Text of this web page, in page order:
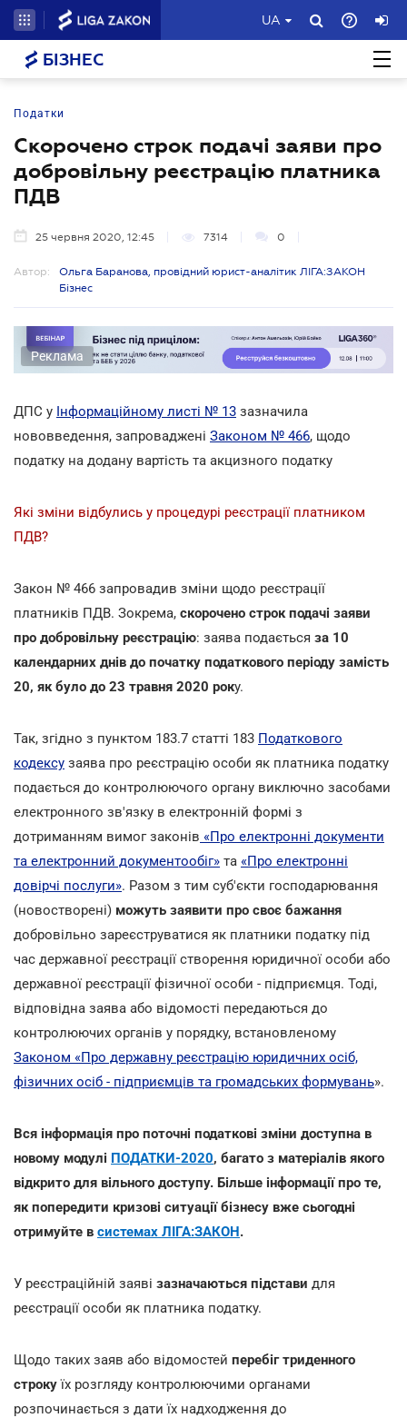
UA
БІЗНЕС
Податки
Скорочено строк подачі заяви про
добровільну реєстрацію платника
ПДВ
25 червня 2020, 12:45 7314 0
Автор:
Ольга Баранова, провідний юрист-аналітик ЛІГА:ЗАКОН
Бізнес
Реклама
ДПС у Інформаційному листі № 13 зазначила
нововведення, запроваджені Законом № 466, щодо
податку на додану вартість та акцизного податку
Які зміни відбулись у процедурі реєстрації платником
ПДВ?
Закон № 466 запровадив зміни щодо реєстрації
платників ПДВ. Зокрема, скорочено строк подачі заяви
про добровільну реєстрацію: заява подається за 10
календарних днів до початку податкового періоду замість
20, як було до 23 травня 2020 року.
Так, згідно з пунктом 183.7 статті 183 Податкового
кодексу заява про реєстрацію особи як платника податку
подається до контролюючого органу виключно засобами
електронного зв'язку в електронній формі з
дотриманням вимог законів «Про електронні документи
та електронний документообіг» та «Про електронні
довірчі послуги». Разом з тим суб'єкти господарювання
(новостворені) можуть заявити про своє бажання
добровільно зареєструватися як платники податку під
час державної реєстрації створення юридичної особи або
державної реєстрації фізичної особи - підприємця. Тоді,
відповідна заява або відомості передаються до
контролюючих органів у порядку, встановленому
Законом «Про державну реєстрацію юридичних осіб,
фізичних осіб - підприємців та громадських формувань».
Вся інформація про поточні податкові зміни доступна в
новому модулі ПОДАТКИ-2020, багато з матеріалів якого
відкрито для вільного доступу. Більше інформації про те,
як попередити кризові ситуації бізнесу вже сьогодні
отримуйте в системах ЛІГА:ЗАКОН.
У реєстраційній заяві зазначаються підстави для
реєстрації особи як платника податку.
Щодо таких заяв або відомостей перебіг триденного
строкуїх розгляду контролюючими органами
розпочинається з дати їх надходження до